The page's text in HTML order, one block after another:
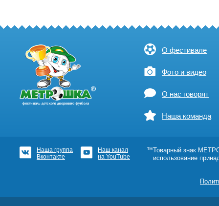
О фестивале
Фото и видео
О нас говорят
Наша команда
Наша группа
Вконтакте
Наш канал
на YouTube
™Товарный знак
использование